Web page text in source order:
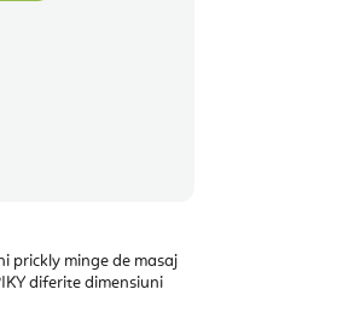
prickly minge de masaj
diferite dimensiuni